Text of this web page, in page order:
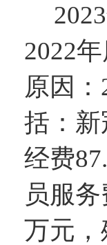
2023
2022
原因：
括：新
经费
员服
万元 ，